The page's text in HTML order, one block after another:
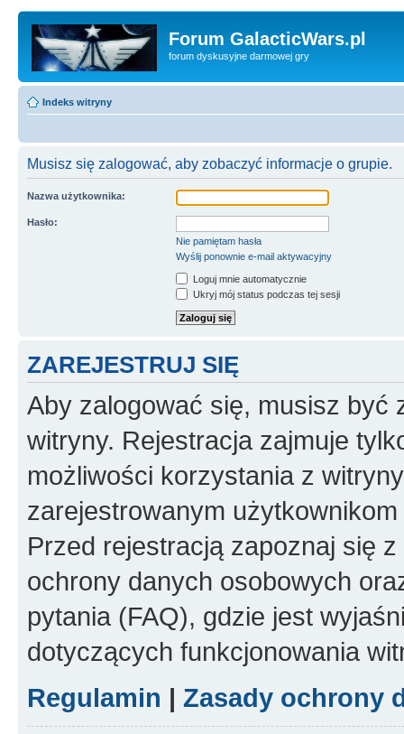
Forum GalacticWars.pl
forum dyskusyjne darmowej gry
Indeks witryny
Musisz się zalogować, aby zobaczyć informacje o grupie.
Nazwa użytkownika:
Hasło:
Nie pamiętam hasła
Wyślij ponownie e-mail aktywacyjny
Loguj mnie automatycznie
Ukryj mój status podczas tej sesji
ZAREJESTRUJ SIĘ
Aby zalogować się, musisz być
witryny. Rejestracja zajmuje
możliwości korzystania z
zarejestrowanym
Przed rejestracją zapoznaj się
ochrony danych osobowych
pytania (FAQ), gdzie jest
dotyczących funkcjonowania
Regulamin | Zasady ochrony